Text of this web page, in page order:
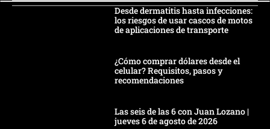
Desde dermatitis hasta infecciones:
los riesgos de usar cascos de motos
de aplicaciones de transporte
¿Cómo comprar dólares desde el
celular? Requisitos, pasos y
recomendaciones
Las seis de las 6 con Juan Lozano |
jueves 6 de agosto de 2026